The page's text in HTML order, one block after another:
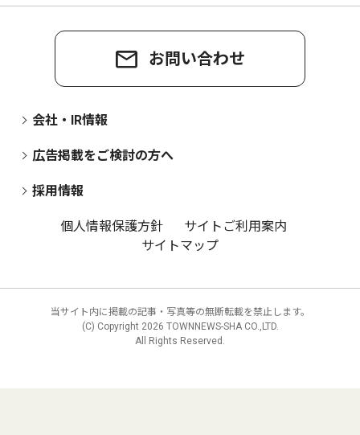
お問い合わせ
会社・IR情報
広告掲載をご検討の方へ
採用情報
個人情報保護方針
サイトご利用案内
サイトマップ
当サイト内に掲載の記事・写真等の無断転載を禁止します。
(C) Copyright 2026 TOWNNEWS-SHA CO.,LTD.
All Rights Reserved.